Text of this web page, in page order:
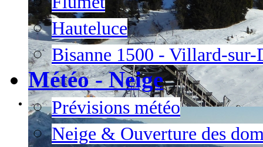
Hauteluce
Bisanne 1500 - Villard-sur-
Météo - Neige
Prévisions météo
Neige & Ouverture des